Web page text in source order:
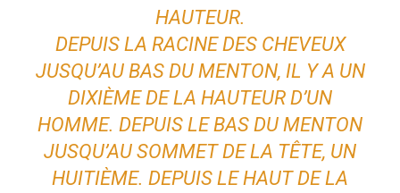
HAUTEUR.
DEPUIS LA RACINE DES CHEVEUX
JUSQU’AU BAS DU MENTON, IL Y A UN
DIXIÈME DE LA HAUTEUR D’UN
HOMME. DEPUIS LE BAS DU MENTON
JUSQU’AU SOMMET DE LA TÊTE, UN
HUITIÈME. DEPUIS LE HAUT DE LA